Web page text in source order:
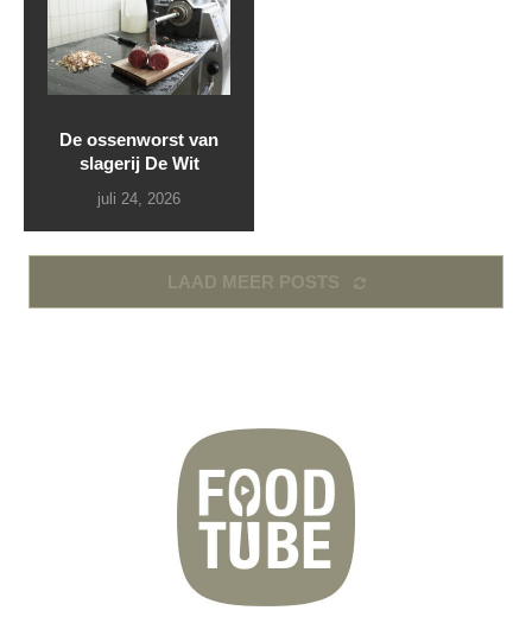
De ossenworst van
slagerij De Wit
juli 24, 2026